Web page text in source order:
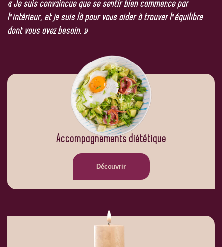
« Je suis convaincue que se sentir bien commence par
l’intérieur, et je suis là pour vous aider à trouver l’équilibre
dont vous avez besoin. »
Accompagnements diététique
Découvrir